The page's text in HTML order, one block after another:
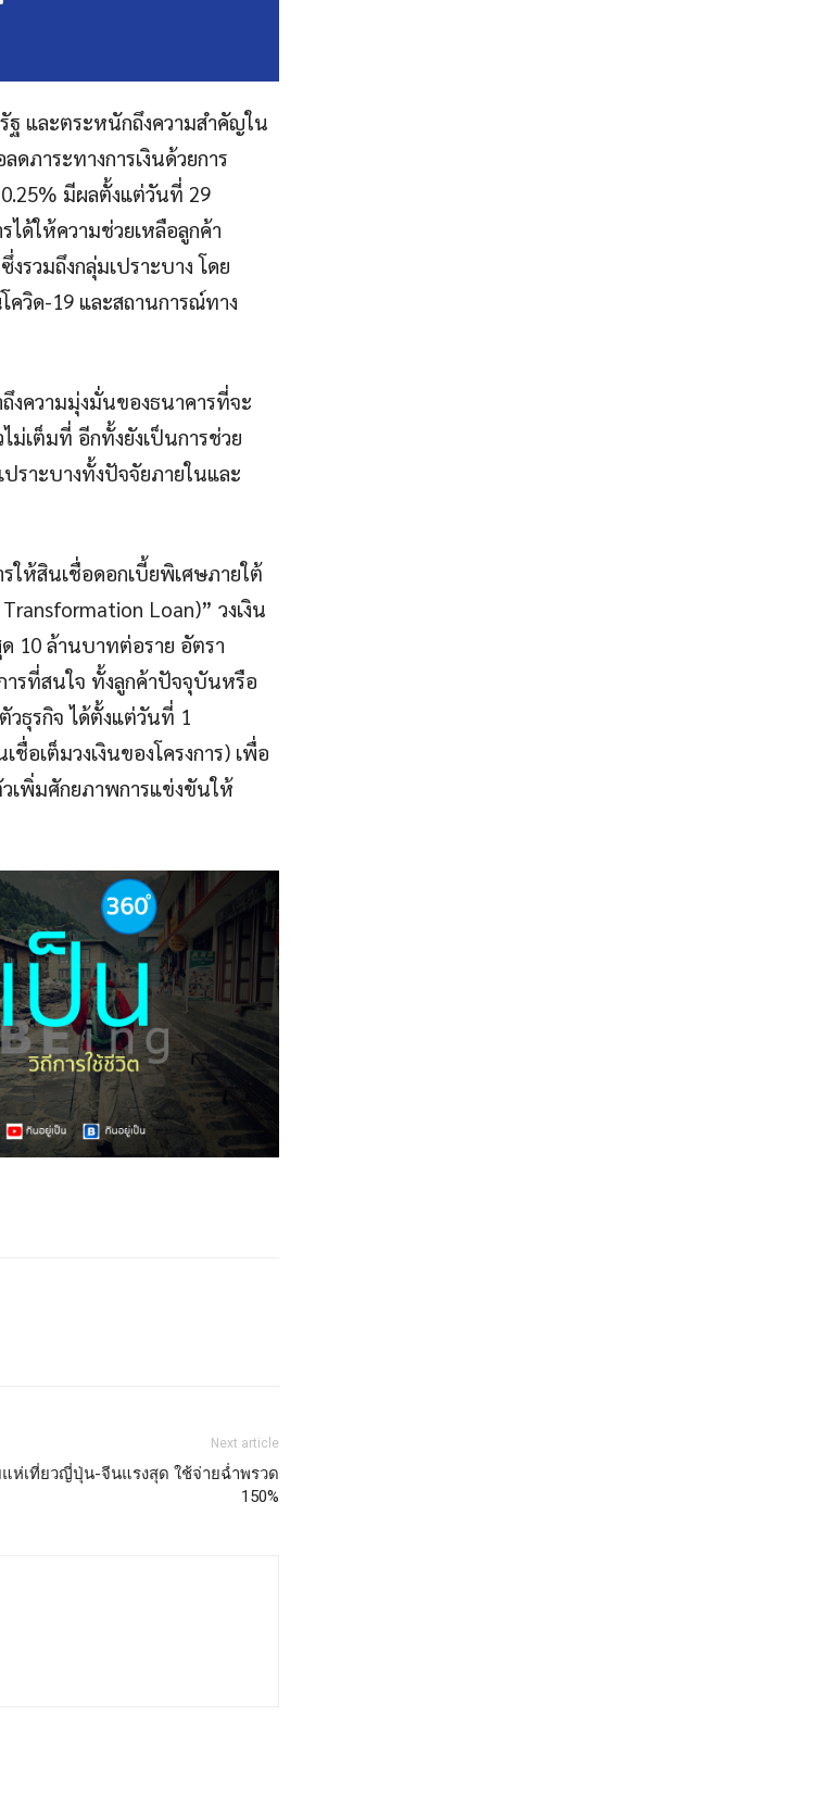
และตระหนักถึงความสำคัญใน
ภาระทางการเงินด้วยการ
มีผลตั้งแต่วันที่ 29
ได้ให้ความช่วยเหลือลูกค้า
รวมถึงกลุ่มเปราะบาง โดย
ควิด-19 และสถานการณ์ทาง
งความมุ่งมั่นของธนาคารที่จะ
ม่เต็มที่ อีกทั้งยังเป็นการช่วย
ราะบางทั้งปัจจัยภายในและ
รให้สินเชื่อดอกเบี้ยพิเศษภายใต้
Loan)” วงเงิน
10 ล้านบาทต่อราย อัตรา
ารที่สนใจ ทั้งลูกค้าปัจจุบันหรือ
ธุรกิจ ได้ตั้งแต่วันที่ 1
อเต็มวงเงินของโครงการ) เพื่อ
เพิ่มศักยภาพการแข่งขันให้
Next article
ห่เที่ยวญี่ปุ่น-จีนแรงสุด ใช้จ่ายฉ่ำพรวด
150%